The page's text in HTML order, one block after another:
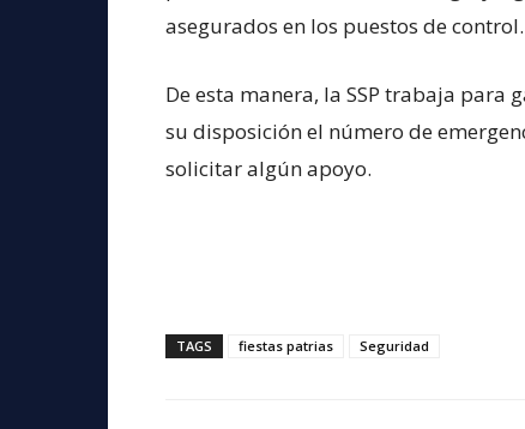
asegurados en los puestos de control.
De esta manera, la SSP trabaja
su disposición el número de
solicitar algún apoyo.
TAGS fiestas patrias Seguridad